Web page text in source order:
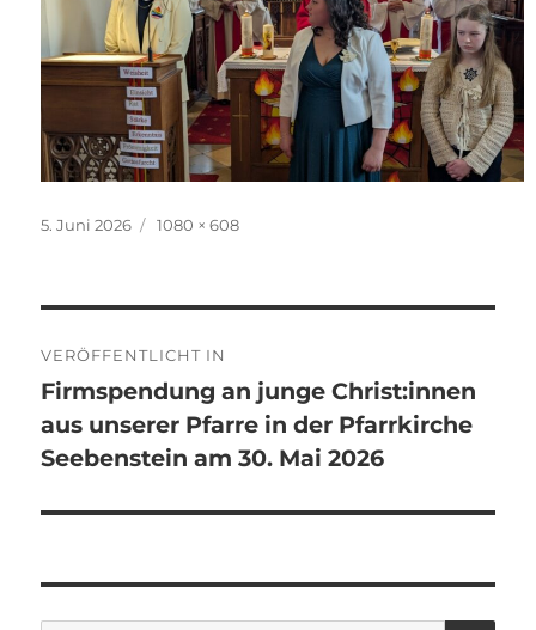
Veröffentlicht
5. Juni 2026 Originalgröße
1080 × 608
VERÖFFENTLICHT IN
Firmspendung an junge Christ:innen
aus unserer Pfarre in der Pfarrkirche
Seebenstein am 30. Mai 2026